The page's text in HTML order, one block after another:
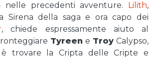
nelle precedenti avventure. Lilith,
Sirena della saga e ora capo dei
, chiede espressamente aiuto al
Tyreen e Troy Calypso,
trovare la Cripta delle Cripte e